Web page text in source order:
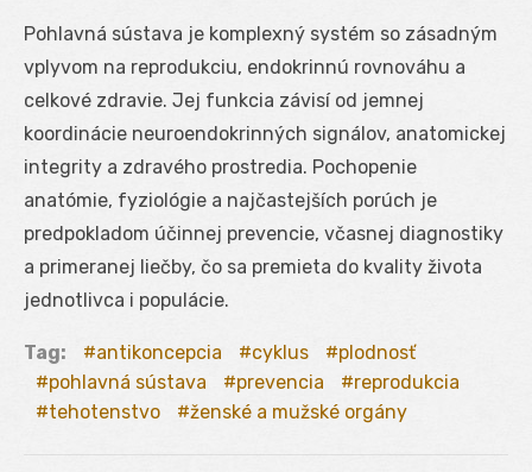
Pohlavná sústava je komplexný systém so zásadným
vplyvom na reprodukciu, endokrinnú rovnováhu a
celkové zdravie. Jej funkcia závisí od jemnej
koordinácie neuroendokrinných signálov, anatomickej
integrity a zdravého prostredia. Pochopenie
anatómie, fyziológie a najčastejších porúch je
predpokladom účinnej prevencie, včasnej diagnostiky
a primeranej liečby, čo sa premieta do kvality života
jednotlivca i populácie.
Tag: antikoncepcia cyklus
plodnosť
pohlavná sústava
prevencia
reprodukcia
tehotenstvo
ženské a mužské orgány